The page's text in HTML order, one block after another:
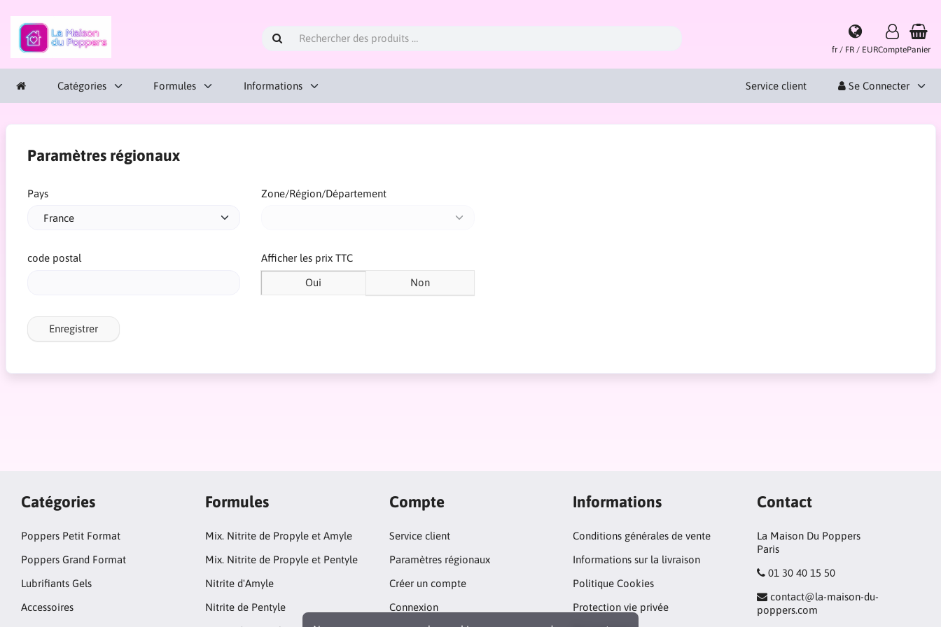
fr / FR / EURComptePanier
Catégories Formules Informations Service client Se Connecter
Paramètres régionaux
Pays Zone/Région/Département
code postal Afficher les prix TTC
Oui Non
Enregistrer
Catégories
Poppers Petit Format
Poppers Grand Format
Lubrifiants Gels
Accessoires
Formules
Mix. Nitrite de Propyle et Amyle
Mix. Nitrite de Propyle et Pentyle
Nitrite d'Amyle
Nitrite de Pentyle
Compte
Service client
Paramètres régionaux
Créer un compte
Connexion
Informations
Conditions générales de vente
Informations sur la livraison
Politique Cookies
Protection vie privée
Contact
La Maison Du Poppers
Paris
01 30 40 15 50
contact@la-maison-du-
poppers.com